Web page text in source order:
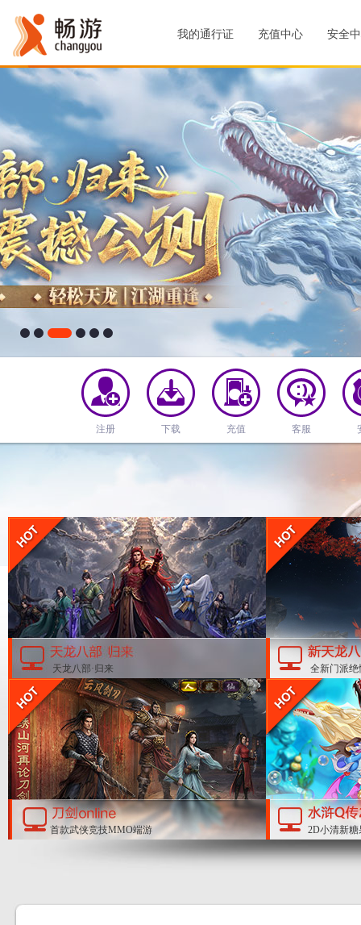
我的通行证 充值中心 安全
注册 下载 充值 客服
天龙八部·归来 全新门派
首款武侠竞技MMO端游 2D小清新